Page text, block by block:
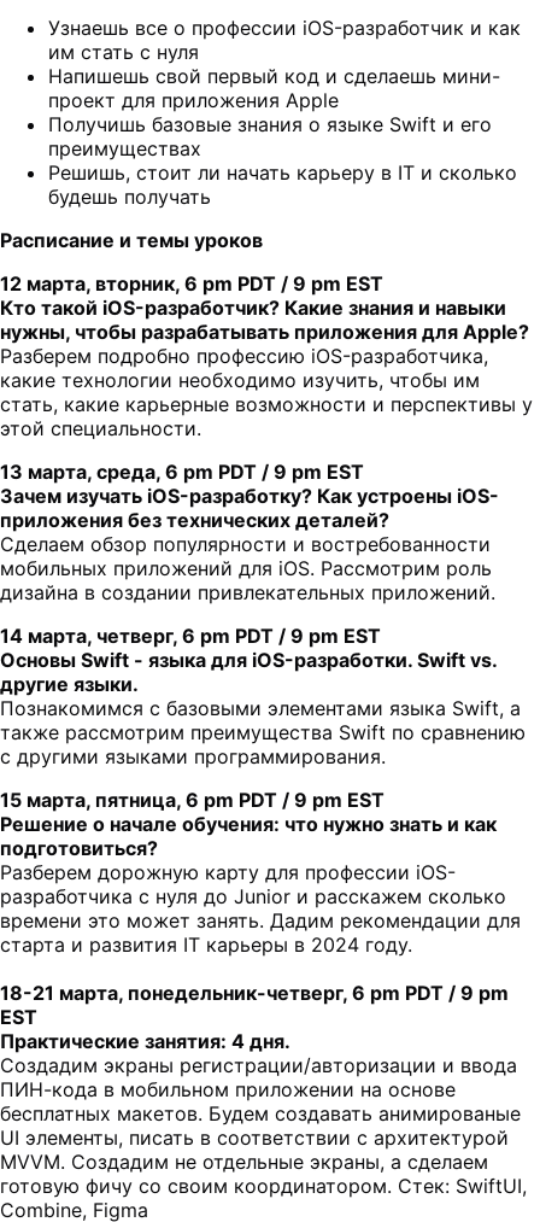
Узнаешь все о профессии iOS-разработчик и как
им стать с нуля
Напишешь свой первый код и сделаешь мини-
проект для приложения Apple
Получишь базовые знания о языке Swift и его
преимуществах
Решишь, стоит ли начать карьеру в IT и сколько
будешь получать
Расписание и темы уроков
12 марта, вторник, 6 pm PDT / 9 pm EST
Кто такой iOS-разработчик? Какие знания и навыки
нужны, чтобы разрабатывать приложения для Apple?
Разберем подробно профессию iOS-разработчика,
какие технологии необходимо изучить, чтобы им
стать, какие карьерные возможности и перспективы у
этой специальности.
13 марта, среда, 6 pm PDT / 9 pm EST
Зачем изучать iOS-разработку? Как устроены iOS-
приложения без технических деталей?
Сделаем обзор популярности и востребованности
мобильных приложений для iOS. Рассмотрим роль
дизайна в создании привлекательных приложений.
14 марта, четверг, 6 pm PDT / 9 pm EST
Основы Swift - языка для iOS-разработки. Swift vs.
другие языки.
Познакомимся с базовыми элементами языка Swift, а
также рассмотрим преимущества Swift по сравнению
с другими языками программирования.
15 марта, пятница, 6 pm PDT / 9 pm EST
Решение о начале обучения: что нужно знать и как
подготовиться?
Разберем дорожную карту для профессии iOS-
разработчика с нуля до Junior и расскажем сколько
времени это может занять. Дадим рекомендации для
старта и развития IT карьеры в 2024 году.
18-21 марта, понедельник-четверг, 6 pm PDT / 9 pm
EST
Практические занятия: 4 дня.
Создадим экраны регистрации/авторизации и ввода
ПИН-кода в мобильном приложении на основе
бесплатных макетов. Будем создавать анимированые
UI элементы, писать в соответствии с архитектурой
MVVM. Создадим не отдельные экраны, а сделаем
готовую фичу со своим координатором. Стек: SwiftUI,
Combine, Figma